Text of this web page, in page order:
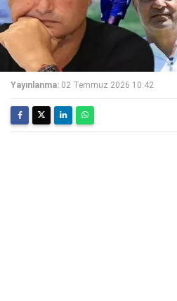
Yayınlanma: 02 Temmuz 2026 10:42